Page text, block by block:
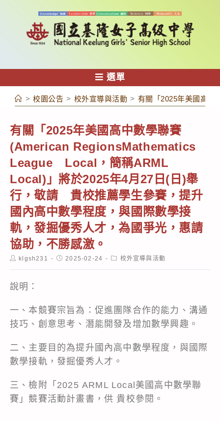
容
選單
> 校園公告 > 校外宣導與活動 > 有關「2025年美國高
有關「2025年美國高中數學聯賽
(American RegionsMathematics
League Local，簡稱ARML
Local)」將於2025年4月27日(日)舉
行，敬請 貴校推薦學生參賽，提升
國內高中數學程度，與國際數學接
軌，發掘優秀人才，為國爭光，惠請
協助，不勝感激。
Postklgsh231
Post2025-02-24
Post校外宣導與活動
說明：
一、本競賽宗旨為：促進團隊合作的能力、溝通
技巧、創意思考、潛能開發及增加數學興趣。
二、主要目的為提升國內高中數學程度，與國際
數學接軌，發掘優秀人才。
三、檢附「2025 ARML Local美國高中數學聯
賽」競賽活動計畫書，供 貴校參閱。